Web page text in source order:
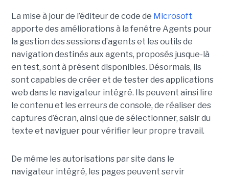
La mise à jour de l’éditeur de code de Microsoft
apporte des améliorations à la fenêtre Agents pour
la gestion des sessions d’agents et les outils de
navigation destinés aux agents, proposés jusque-là
en test, sont à présent disponibles. Désormais, ils
sont capables de créer et de tester des applications
web dans le navigateur intégré. Ils peuvent ainsi lire
le contenu et les erreurs de console, de réaliser des
captures d’écran, ainsi que de sélectionner, saisir du
texte et naviguer pour vérifier leur propre travail.
De même les autorisations par site dans le
navigateur intégré, les pages peuvent servir